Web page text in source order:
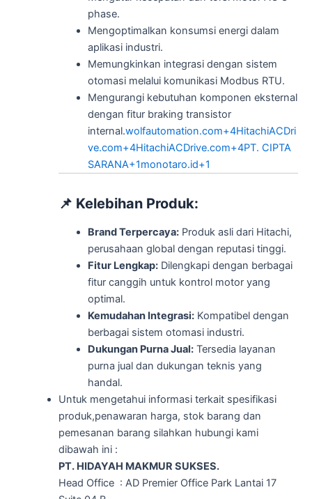
phase.
Mengoptimalkan konsumsi energi dalam
aplikasi industri.
Memungkinkan integrasi dengan sistem
otomasi melalui komunikasi Modbus RTU.
Mengurangi kebutuhan komponen eksternal
dengan fitur braking transistor
internal.wolfautomation.com+4HitachiACDri
ve.com+4HitachiACDrive.com+4PT. CIPTA
SARANA+1monotaro.id+1
📌 Kelebihan Produk:
Brand Terpercaya:Produk asli dari Hitachi,
perusahaan global dengan reputasi tinggi.
Fitur Lengkap:Dilengkapi dengan berbagai
fitur canggih untuk kontrol motor yang
optimal.
Kemudahan Integrasi:Kompatibel dengan
berbagai sistem otomasi industri.
Dukungan Purna Jual:Tersedia layanan
purna jual dan dukungan teknis yang
handal.
Untuk mengetahui informasi terkait spesifikasi
produk,penawaran harga, stok barang dan
pemesanan barang silahkan hubungi kami
dibawah ini :
PT. HIDAYAH MAKMUR SUKSES.
Head Office : AD Premier Office Park Lantai 17